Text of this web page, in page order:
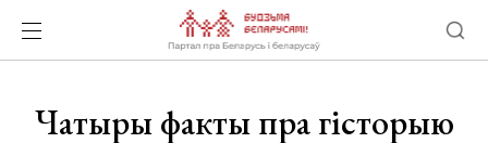
Чатыры факты пра гісторыю